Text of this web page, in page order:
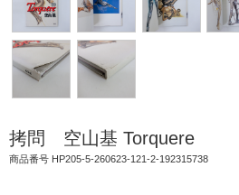
拷問 空山基 Torquere
商品番号 HP205-5-260623-121-2-192315738